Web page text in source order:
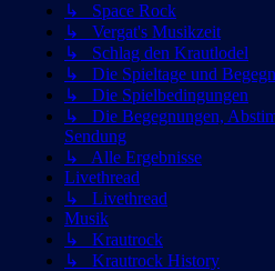
↳ Space Rock
↳ Vergat's Musikzeit
↳ Schlag den Krautlodel
↳ Die Spieltage und
↳ Die Spielbedingungen
↳ Die Begegnungen,
Sendung
↳ Alle Ergebnisse
Livethread
↳ Livethread
Musik
↳ Krautrock
↳ Krautrock History